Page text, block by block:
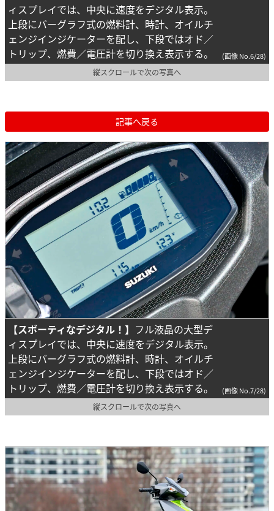
ィスプレイでは、中央に速度をデジタル表示。
上段にバーグラフ式の燃料計、時計、オイルチ
ェンジインジケーターを配し、下段ではオド／
トリップ、燃費／電圧計を切り換え表示する。
(画像 No.6/28)
縦スクロールで次の写真へ
記事へ戻る
【スポーティなデジタル！】 フル液晶の大型デ
ィスプレイでは、中央に速度をデジタル表示。
上段にバーグラフ式の燃料計、時計、オイルチ
ェンジインジケーターを配し、下段ではオド／
トリップ、燃費／電圧計を切り換え表示する。
(画像 No.7/28)
縦スクロールで次の写真へ